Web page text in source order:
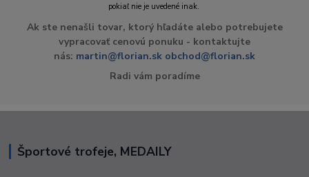
pokiaľ nie je uvedené inak.
Ak ste nenašli tovar, ktorý hľadáte alebo potrebujete
vypracovať cenovú ponuku - kontaktujte
nás: martin@florian.sk obchod@florian.sk
Radi vám poradíme
Športové trofeje, MEDAILY